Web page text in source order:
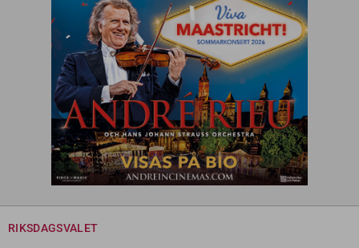
Hyror rusar ifrån äldres bostadstillägg
28 JUL
Liten höjning av garantipensionen
27 JUL
Misstänkt släppt – utredning fortsätter 7 AUG
RIKSDAGSVALET